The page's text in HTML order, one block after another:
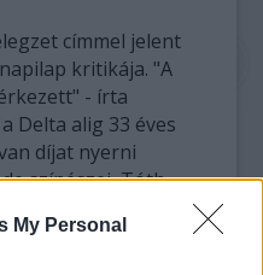
My Personal
címmel jelent
kritikája. "A
- írta
Delta alig 33 éves
díjat nyerni
színészei, Tóth
is számíthatnak